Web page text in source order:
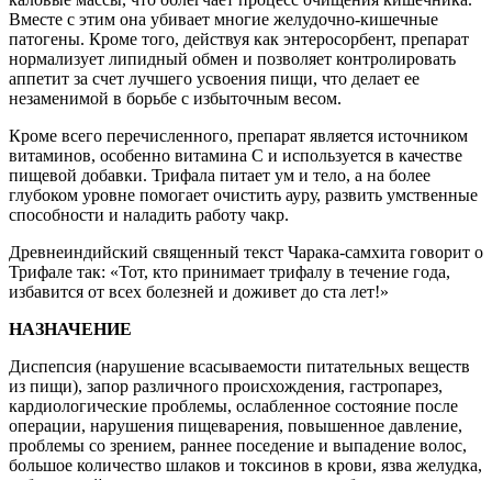
Вместе с этим она убивает многие желудочно-кишечные
патогены. Кроме того, действуя как энтеросорбент, препарат
нормализует липидный обмен и позволяет контролировать
аппетит за счет лучшего усвоения пищи, что делает ее
незаменимой в борьбе с избыточным весом.
Кроме всего перечисленного, препарат является источником
витаминов, особенно витамина С и используется в качестве
пищевой добавки. Трифала питает ум и тело, а на более
глубоком уровне помогает очистить ауру, развить умственные
способности и наладить работу чакр.
Древнеиндийский священный текст Чарака-самхита говорит о
Трифале так: «Тот, кто принимает трифалу в течение года,
избавится от всех болезней и доживет до ста лет!»
НАЗНАЧЕНИЕ
Диспепсия (нарушение всасываемости питательных веществ
из пищи), запор различного происхождения, гастропарез,
кардиологические проблемы, ослабленное состояние после
операции, нарушения пищеварения, повышенное давление,
проблемы со зрением, раннее поседение и выпадение волос,
большое количество шлаков и токсинов в крови, язва желудка,